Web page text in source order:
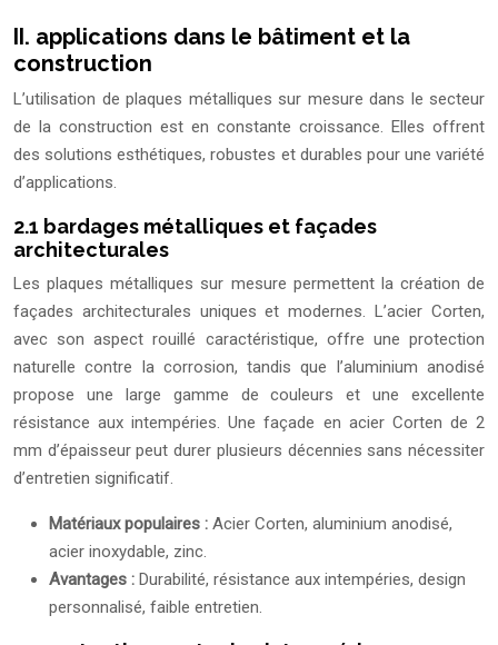
II. applications dans le bâtiment et la
construction
L’utilisation de plaques métalliques sur mesure dans le secteur
de la construction est en constante croissance. Elles offrent
des solutions esthétiques, robustes et durables pour une variété
d’applications.
2.1 bardages métalliques et façades
architecturales
Les plaques métalliques sur mesure permettent la création de
façades architecturales uniques et modernes. L’acier Corten,
avec son aspect rouillé caractéristique, offre une protection
naturelle contre la corrosion, tandis que l’aluminium anodisé
propose une large gamme de couleurs et une excellente
résistance aux intempéries. Une façade en acier Corten de 2
mm d’épaisseur peut durer plusieurs décennies sans nécessiter
d’entretien significatif.
Matériaux populaires : Acier Corten, aluminium anodisé,
acier inoxydable, zinc.
Avantages : Durabilité, résistance aux intempéries, design
personnalisé, faible entretien.